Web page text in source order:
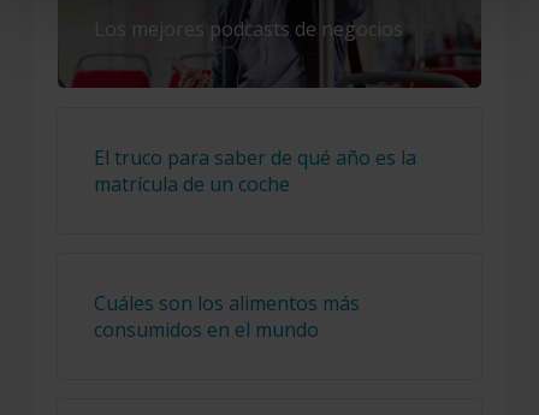
Los mejores podcasts de negocios
El truco para saber de qué año es la
matrícula de un coche
Cuáles son los alimentos más
consumidos en el mundo